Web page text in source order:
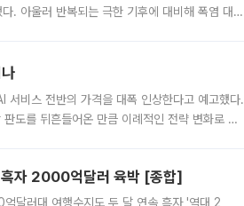
. 아울러 반복되는 극한 기후에 대비해 폭염 대응
서비스 전반의 가격을 대폭 인상한다고 예고했다.
도를 뒤흔들어온 만큼 이례적인 전략 변화로 평
자 2000억달러 육박 [종합]
달러대 여행수지도 두 달 연속 흑자 '역대 2